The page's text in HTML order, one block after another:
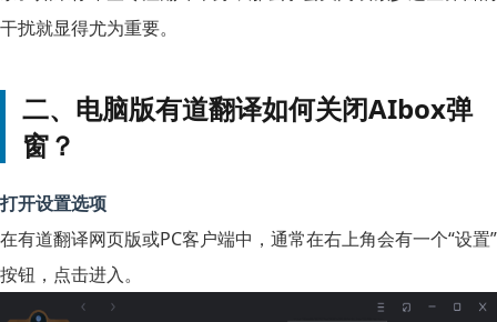
干扰就显得尤为重要。
二、电脑版有道翻译如何关闭AIbox弹
窗？
打开设置选项
在有道翻译网页版或PC客户端中，通常在右上角会有一个“设置”
按钮，点击进入。